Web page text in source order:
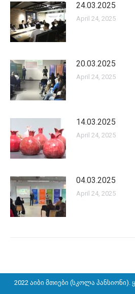
24.03.2025
April 24, 2025
20.03.2025
April 24, 2025
14.03.2025
April 24, 2025
04.03.2025
April 24, 2025
2022 აიბი მთიები (სკოლა